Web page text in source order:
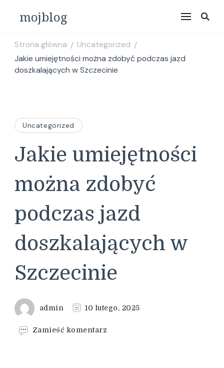
mojblog
Strona główna / Uncategorized /
Jakie umiejętności można zdobyć podczas jazd
doszkalających w Szczecinie
Uncategorized
Jakie umiejętności
można zdobyć
podczas jazd
doszkalających w
Szczecinie
admin 10 lutego, 2025
Zamieść komentarz